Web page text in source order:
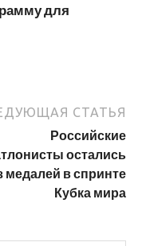
для
СТАТЬЯ
Российские
остались
медалей в спринте
Кубка мира